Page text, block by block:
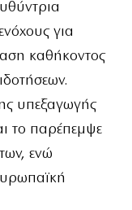
για
καθήκοντος
υπεξαγωγής
το παρέπεμψε
ενώ